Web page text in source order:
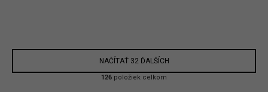
O
v
NAČÍTAŤ 32 ĎALŠÍCH
126 položiek celkom